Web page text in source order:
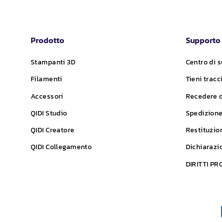
Prodotto
Stampanti 3D
Filamenti
Accessori
QIDIStudio
QIDICreatore
QIDICollegamento
Supporto
Centro di
Tieni
Recedere
DIRITTI